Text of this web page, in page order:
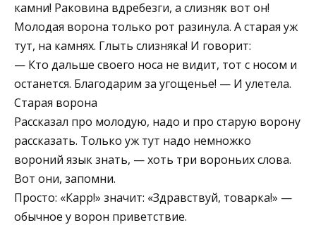
камни! Раковина вдребезги, а слизняк вот он!
Молодая ворона только рот разинула. А старая уж
тут, на камнях. Глыть слизняка! И говорит:
— Кто дальше своего носа не видит, тот с носом и
останется. Благодарим за угощенье! — И улетела.
Старая ворона
Рассказал про молодую, надо и про старую ворону
рассказать. Только уж тут надо немножко
вороний язык знать, — хоть три вороньих слова.
Вот они, запомни.
Просто: «Карр!» значит: «Здравствуй, товарка!» —
обычное у ворон приветствие.